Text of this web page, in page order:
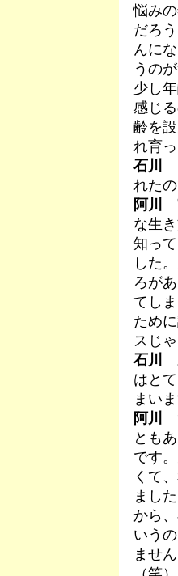
悩み
だろ
んに
うの
少し
感じ
齢を
れ育
石川
れた
阿川
な生
知っ
した
ろが
てし
ため
スじ
石川
はと
まい
阿川
とも
です
くて
まし
から
いう
ませ